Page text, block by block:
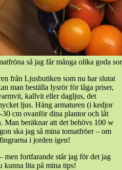
så jag får många olika goda
från Ljusbutiken som nu har slutat
man beställa lysrör för låga priser,
kallvit eller dagljus, det
ljus. Häng armaturen (i kedjor
30 cm ovanför dina plantor och låt
Man beräknar att det behövs 100 w
ska jag så mina tomatfröer – om
i jorden igen!
men fortfarande står jag för det jag
kunna lita på mina tips!